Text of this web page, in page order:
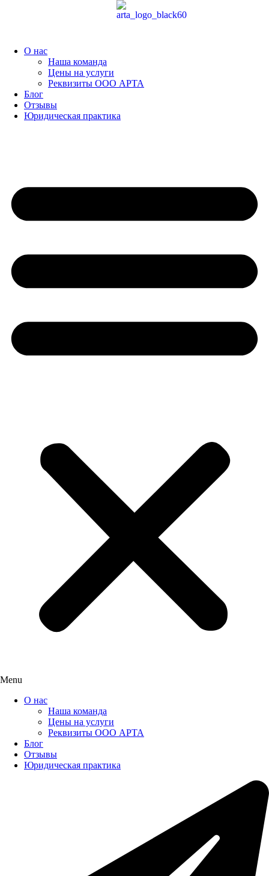
О нас
Наша команда
Цены на услуги
Реквизиты ООО АРТА
Блог
Отзывы
Юридическая практика
Menu
О нас
Наша команда
Цены на услуги
Реквизиты ООО АРТА
Блог
Отзывы
Юридическая практика